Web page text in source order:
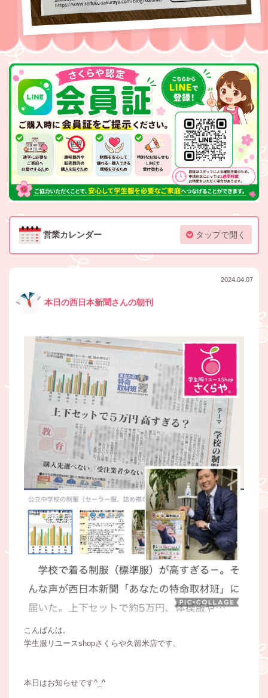
営業カレンダー タップで開く
2024.04.07
本日の西日本新聞さんの朝刊
こんばんは。
学生服リユースshopさくらや久留米店です。
本日はお知らせです^_^